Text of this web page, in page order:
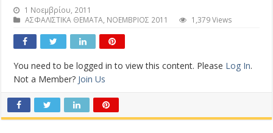
1 Νοεμβρίου, 2011
ΑΣΦΑΛΙΣΤΙΚΑ ΘΕΜΑΤΑ, ΝΟΕΜΒΡΙΟΣ 2011 1,379 Views
You need to be logged in to view this content. Please Log In.
Not a Member? Join Us